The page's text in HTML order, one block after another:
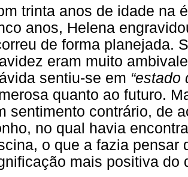
trinta anos de idade na
anos, Helena
de forma planejada.
eram muito
sentiu-se em “estado
quanto ao futuro.
sentimento contrário, de
no qual havia
o que a fazia pensar
mais positiva do